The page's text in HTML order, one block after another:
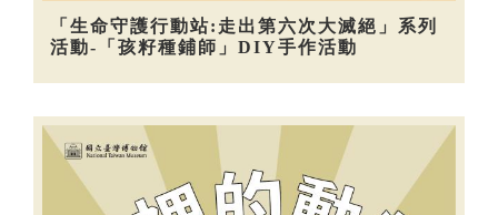
「生命守護行動站:走出第六次大滅絕」系列
活動-「孩籽種鋪師」DIY手作活動